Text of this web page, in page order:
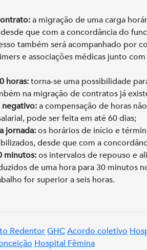
a migração de uma carga
que com a concordância do
também será acompanhado por
e associações médicas junto
horas:torna-se uma possibilidade
na migração de contratos já
negativo:a compensação de horas
pode ser feita em até 60 dias;
jornada:os horários de início e
desde que com a
minutos:os intervalos de repouso e
de uma hora para 30 minutos
for superior a seis horas.
RedentorGHCAcordo coletivo
Hospital Fêmina